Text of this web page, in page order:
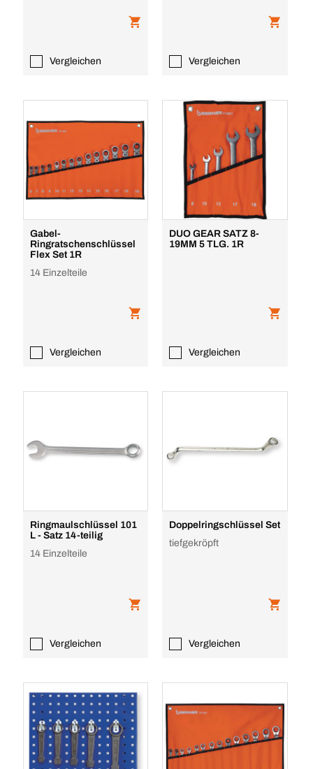
Vergleichen Vergleichen
Gabel-
Ringratschenschlüssel
Flex Set 1R
14 Einzelteile
Vergleichen
DUO GEAR SATZ 8-
19MM 5 TLG. 1R
Vergleichen
Ringmaulschlüssel 101
L - Satz 14-teilig
14 Einzelteile
Vergleichen
Doppelringschlüssel Set
tiefgekröpft
Vergleichen